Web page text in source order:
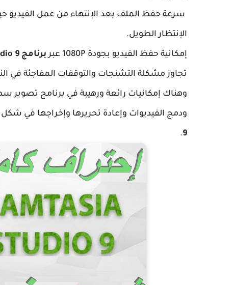
سرعة حفظ الملف بعد الإنتهاء من عمل
الإنتظار الطويل.
إمكانية حفظ الفيديو بجودة 1080P عبر برنامج Camtasia Studio 9
تجاوز مشكلة التشنجات والتوقفات المفاجئة في
وهناك إمكانيات رائعة ورهيبة في برنامج تصوير
ودمج الفيديوات وإعادة تحريرها وإخراجها في
9
.